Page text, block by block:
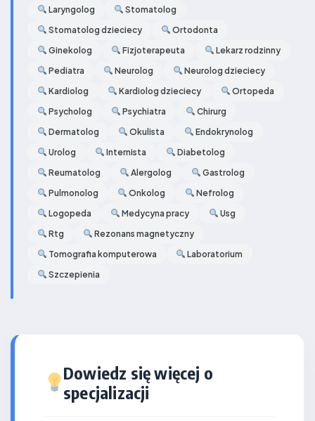
Laryngolog
Stomatolog
Stomatolog dzieciecy
Ortodonta
Ginekolog
Fizjoterapeuta
Lekarz rodzinny
Pediatra
Neurolog
Neurolog dzieciecy
Kardiolog
Kardiolog dzieciecy
Ortopeda
Psycholog
Psychiatra
Chirurg
Dermatolog
Okulista
Endokrynolog
Urolog
Internista
Diabetolog
Reumatolog
Alergolog
Gastrolog
Pulmonolog
Onkolog
Nefrolog
Logopeda
Medycyna pracy
Usg
Rtg
Rezonans magnetyczny
Tomografia komputerowa
Laboratorium
Szczepienia
Dowiedz się więcej o
specjalizacji